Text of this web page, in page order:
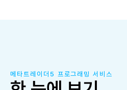
메타트레이더5 프로그래밍 서비스